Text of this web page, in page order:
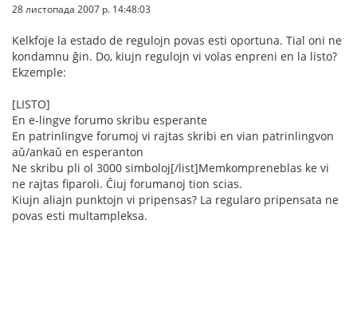
28 листопада 2007 р. 14:48:03
Kelkfoje la estado de regulojn povas esti oportuna. Tial oni ne
kondamnu ĝin. Do, kiujn regulojn vi volas enpreni en la listo?
Ekzemple:
[LISTO]
En e-lingve forumo skribu esperante
En patrinlingve forumoj vi rajtas skribi en vian patrinlingvon
aŭ/ankaŭ en esperanton
Ne skribu pli ol 3000 simboloj[/list]Memkompreneblas ke vi
ne rajtas fiparoli. Ĉiuj forumanoj tion scias.
Kiujn aliajn punktojn vi pripensas? La regularo pripensata ne
povas esti multampleksa.